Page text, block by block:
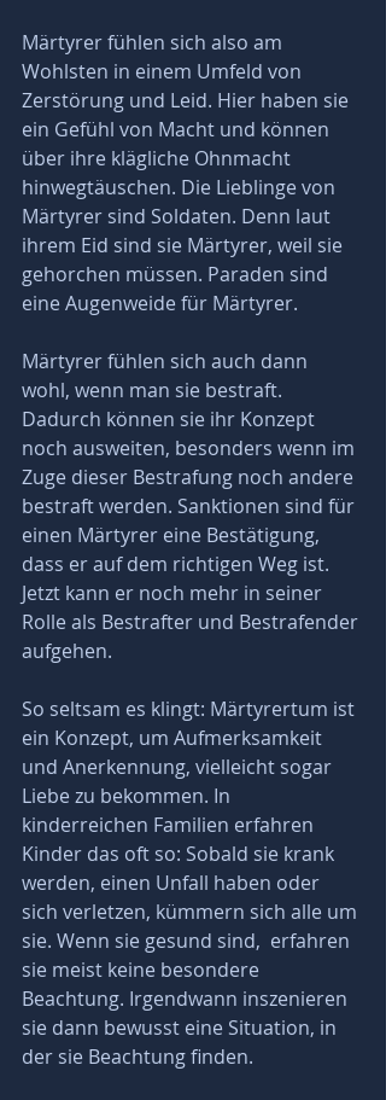
Märtyrer fühlen sich also am
Wohlsten in einem Umfeld von
Zerstörung und Leid. Hier haben sie
ein Gefühl von Macht und können
über ihre klägliche Ohnmacht
hinwegtäuschen. Die Lieblinge von
Märtyrer sind Soldaten. Denn laut
ihrem Eid sind sie Märtyrer, weil sie
gehorchen müssen. Paraden sind
eine Augenweide für Märtyrer.
Märtyrer fühlen sich auch dann
wohl, wenn man sie bestraft.
Dadurch können sie ihr Konzept
noch ausweiten, besonders wenn im
Zuge dieser Bestrafung noch andere
bestraft werden. Sanktionen sind für
einen Märtyrer eine Bestätigung,
dass er auf dem richtigen Weg ist.
Jetzt kann er noch mehr in seiner
Rolle als Bestrafter und Bestrafender
aufgehen.
So seltsam es klingt: Märtyrertum ist
ein Konzept, um Aufmerksamkeit
und Anerkennung, vielleicht sogar
Liebe zu bekommen. In
kinderreichen Familien erfahren
Kinder das oft so: Sobald sie krank
werden, einen Unfall haben oder
sich verletzen, kümmern sich alle um
sie. Wenn sie gesund sind,  erfahren
sie meist keine besondere
Beachtung. Irgendwann inszenieren
sie dann bewusst eine Situation, in
der sie Beachtung finden.